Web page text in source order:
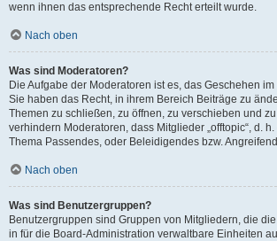
wenn ihnen das entsprechende Recht erteilt wurde.
Nach oben
Was sind Moderatoren?
Die Aufgabe der Moderatoren ist es, das Geschehen
Sie haben das Recht, in ihrem Bereich Beiträge zu
Themen zu schließen, zu öffnen, zu verschieben und
verhindern Moderatoren, dass Mitglieder „offtopic“, d.
Thema Passendes, oder Beleidigendes bzw.
Nach oben
Was sind Benutzergruppen?
Benutzergruppen sind Gruppen von Mitgliedern, die
in für die Board-Administration verwaltbare Einheiten